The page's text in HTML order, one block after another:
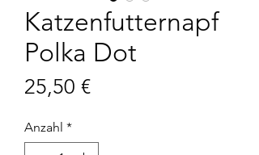
Katzenfutternapf
Polka Dot
25,50 €Preis
Anzahl *